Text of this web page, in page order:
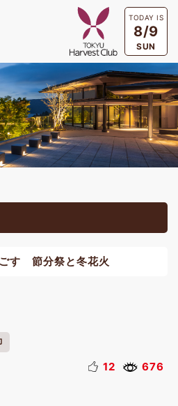
TODAY IS
8/9
SUN
す 節分祭と冬花火
12 676